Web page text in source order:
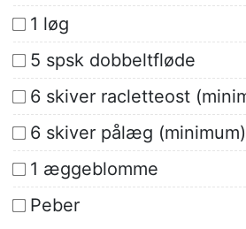
1 løg
5 spsk dobbeltfløde
6 skiver racletteost
6 skiver pålæg (minimum)
1 æggeblomme
Peber